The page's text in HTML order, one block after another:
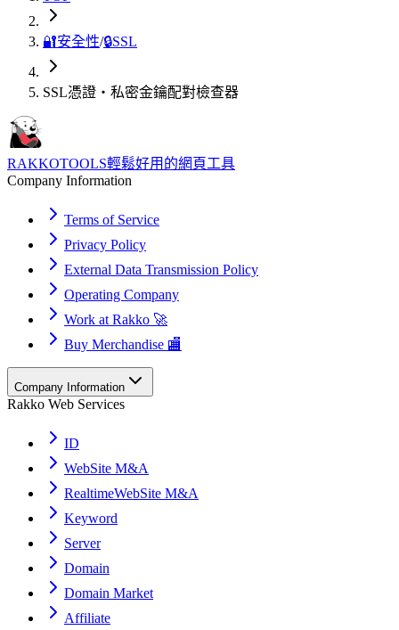
🔐安全性/🔒SSL
SSL憑證・私密金鑰配對檢查器
RAKKOTOOLS輕鬆好用的網頁工具
Company Information
Terms of Service
Privacy Policy
External Data Transmission Policy
Operating Company
Work at Rakko 🚀
Buy Merchandise 🏬
Company Information
Rakko Web Services
ID
WebSite M&A
RealtimeWebSite M&A
Keyword
Server
Domain
Domain Market
Affiliate